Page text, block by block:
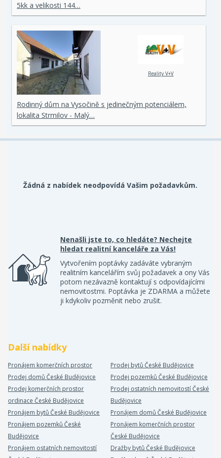
5kk a velikosti 144…
Reality V+V
Rodinný dům na Vysočině s jedinečným potenciálem,
lokalita Strmilov - Malý…
Žádná z nabídek neodpovídá Vašim požadavkům.
Nenašli jste to, co hledáte? Nechejte
hledat realitní kanceláře za Vás!
Vytvořením poptávky zadáváte vybraným
realitním kancelářím svůj požadavek a ony Vás
potom nezávazně kontaktují s odpovídajícími
nemovitostmi. Poptávka je ZDARMA a můžete
ji kdykoliv pozměnit nebo zrušit.
Další nabídky
Pronájem komerčních prostor
Prodej bytů České Budějovice
Prodej domů České Budějovice
Prodej pozemků České Budějovice
Prodej komerčních prostor
ordinace České Budějovice
Prodej ostatních nemovitostí České
Budějovice
Pronájem bytů České Budějovice
Pronájem domů České Budějovice
Pronájem pozemků České
Budějovice
Pronájem komerčních prostor
České Budějovice
Pronájem ostatních nemovitostí
Dražby bytů České Budějovice